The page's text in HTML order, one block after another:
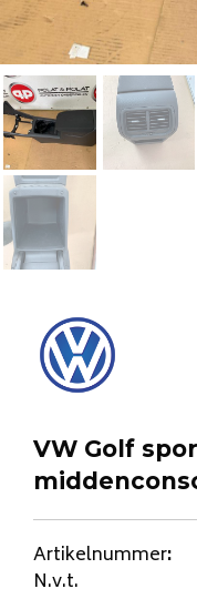
VW Golf
Artikelnummer:
N.v.t.